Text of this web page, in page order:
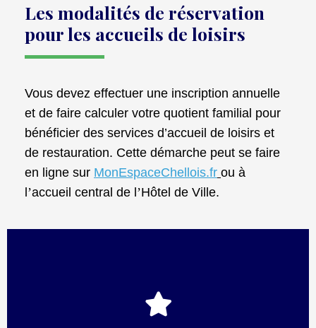
Les modalités de réservation
pour les accueils de loisirs
Vous devez effectuer une inscription annuelle
et de faire calculer votre quotient familial pour
bénéficier des services d’accueil de loisirs et
de restauration. Cette démarche peut se faire
en ligne sur MonEspaceChellois.fr ou à
’accueil central de l ’Hôtel de Ville.